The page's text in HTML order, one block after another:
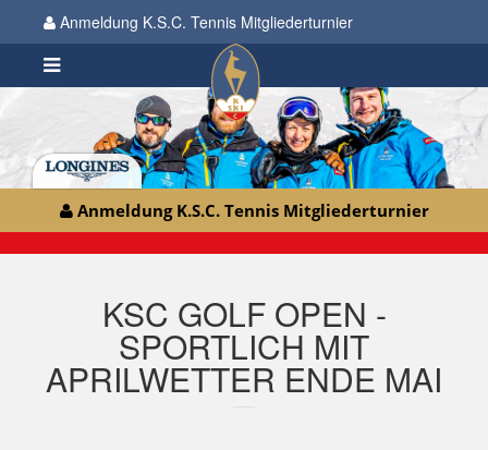
Anmeldung K.S.C. Tennis Mitgliederturnier
Anmeldung K.S.C. Tennis Mitgliederturnier
KSC GOLF OPEN -
SPORTLICH MIT
APRILWETTER ENDE MAI